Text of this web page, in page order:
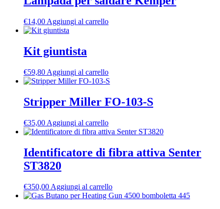
€14,00 Aggiungi al carrello
Kit giuntista
€59,80 Aggiungi al carrello
Stripper Miller FO-103-S
€35,00 Aggiungi al carrello
Identificatore di fibra attiva Senter
ST3820
€350,00 Aggiungi al carrello